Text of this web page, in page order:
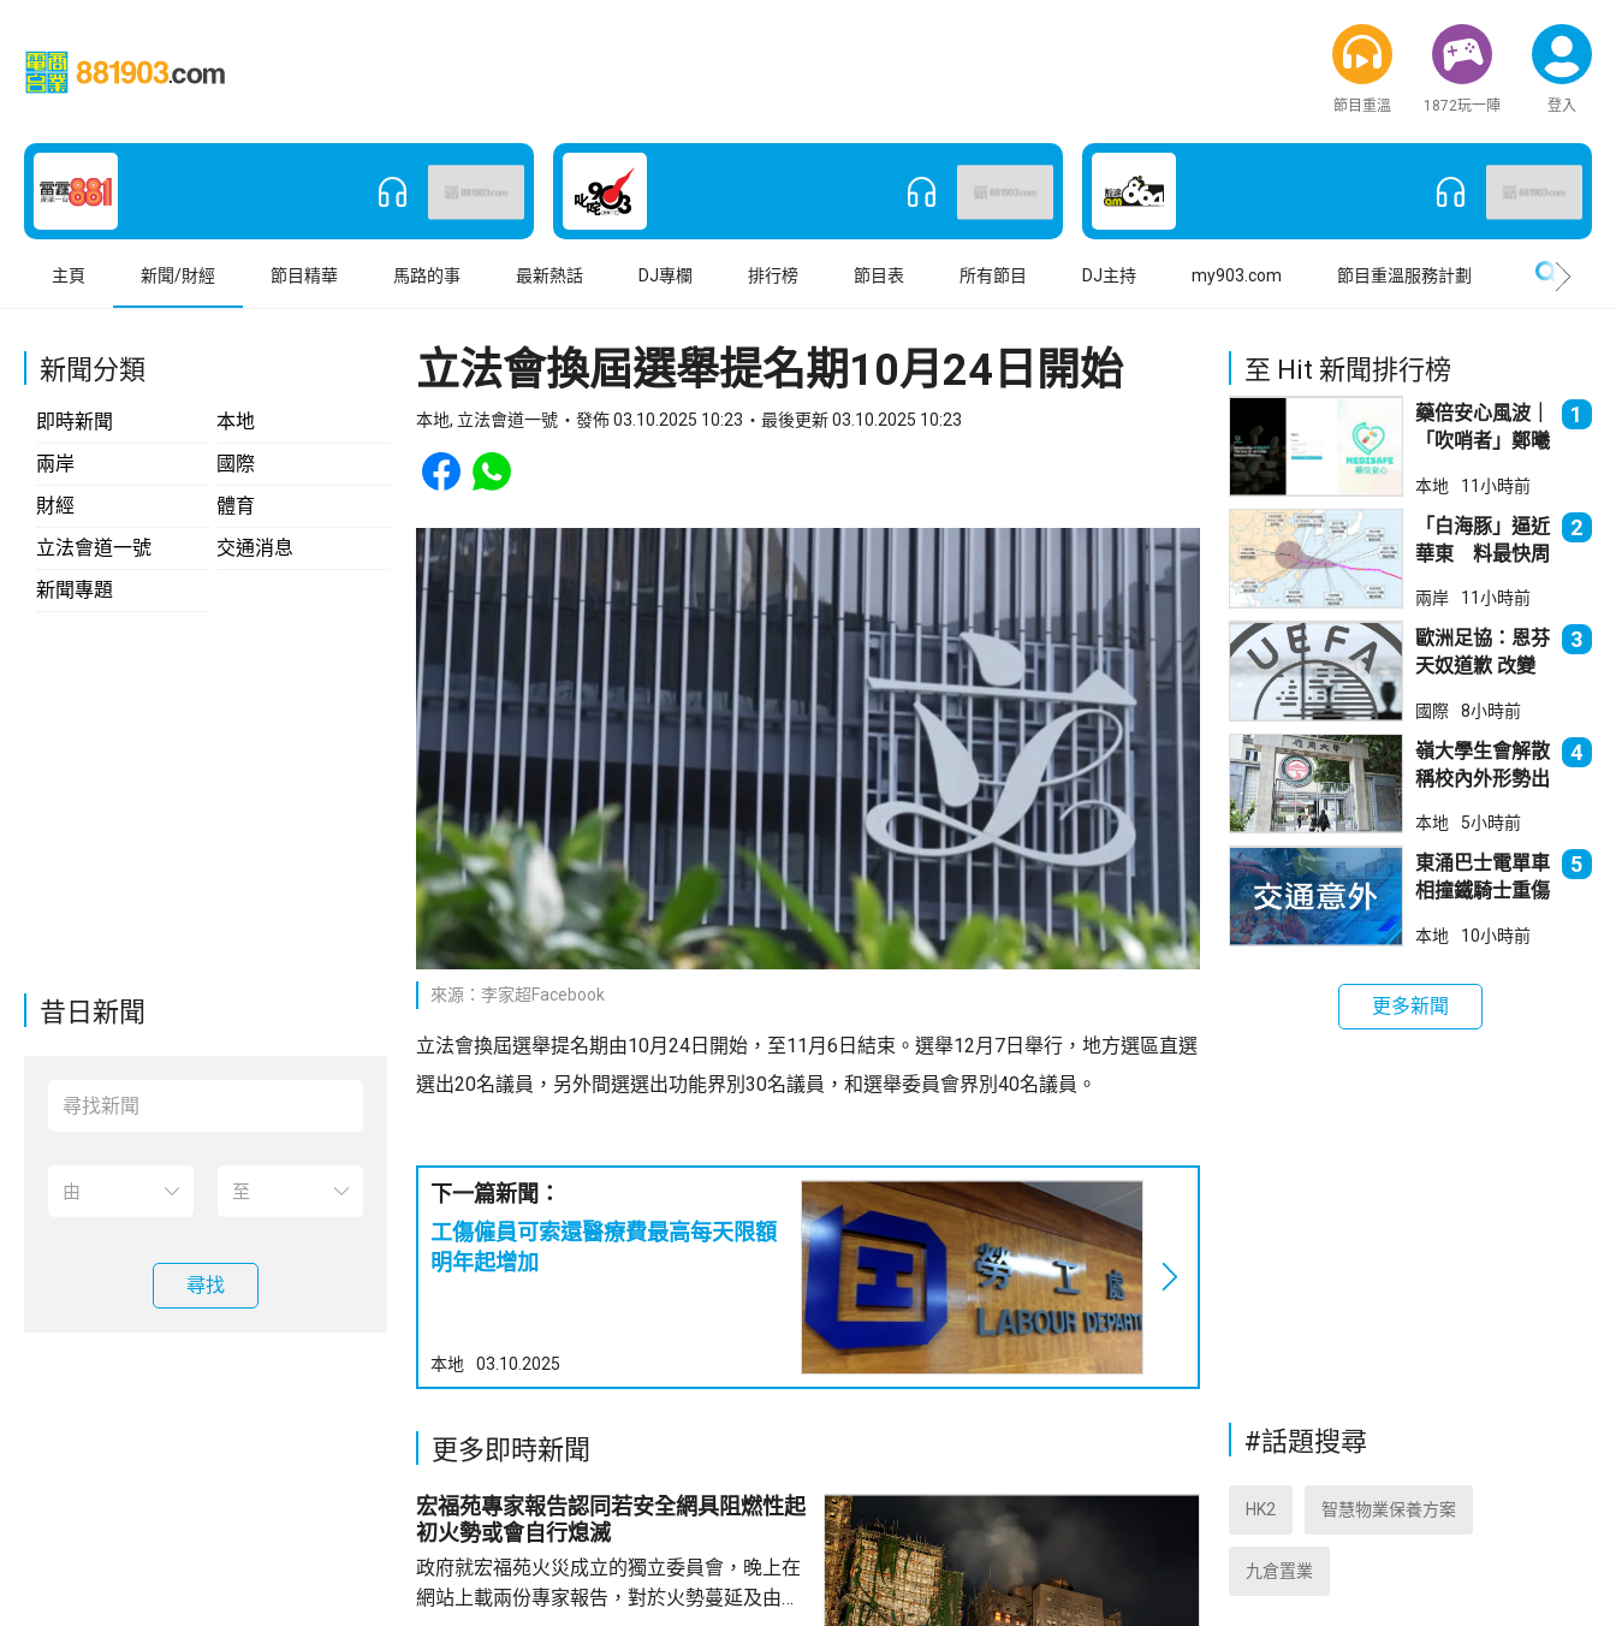
節目重溫 1872玩一陣 登入
主頁 新聞/財經 節目精華 馬路的事 最新熱話 DJ專欄 排行榜 節目表 所有節目 DJ主持 my903.com 節目重溫服務計劃
新聞分類
即時新聞
本地
兩岸
國際
財經
體育
立法會道一號
交通消息
新聞專題
昔日新聞
尋找
立法會換屆選舉提名期10月24日開始
本地, 立法會道一號 發佈 03.10.2025 10:23 最後更新 03.10.2025 10:23
Share to Facebook
Share to WhatsApp
來源：李家超Facebook
立法會換屆選舉提名期由10月24日開始，至11月6日結束。選舉12月7日舉行，地方選區直選
選出20名議員，另外間選選出功能界別30名議員，和選舉委員會界別40名議員。
下一篇新聞：
工傷僱員可索還醫療費最高每天限額
明年起增加
本地 03.10.2025
更多即時新聞
宏福苑專家報告認同若安全網具阻燃性起
初火勢或會自行熄滅
政府就宏福苑火災成立的獨立委員會，晚上在
網站上載兩份專家報告，對於火勢蔓延及由此
至 Hit 新聞排行榜
藥倍安心風波｜
「吹哨者」鄭曦
進行刑事調查
1
本地 11小時前
「白海豚」逼近
華東 料最快周
2
兩岸 11小時前
歐洲足協：恩芬
天奴道歉 改變
立場
3
國際 8小時前
嶺大學生會解散
稱校內外形勢出
4
本地 5小時前
東涌巴士電單車
相撞鐵騎士重傷
被捕
5
本地 10小時前
更多新聞
#話題搜尋
HK2 智慧物業保養方案
九倉置業